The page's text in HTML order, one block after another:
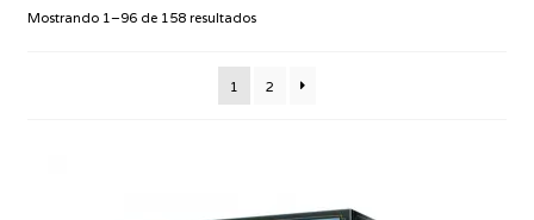
Mostrando 1–96 de 158 resultados
1 2